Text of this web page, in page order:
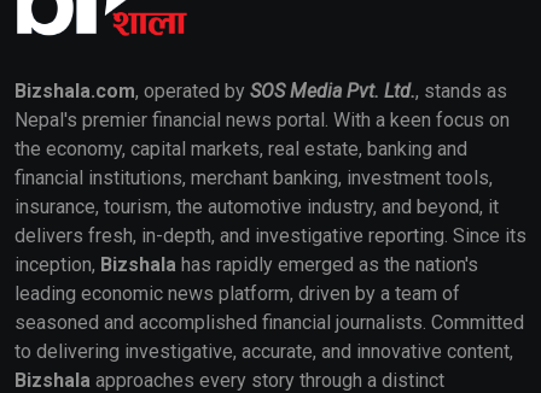
Bizshala.com, operated by SOS Media Pvt. Ltd., stands as
Nepal's premier financial news portal. With a keen focus on
the economy, capital markets, real estate, banking and
financial institutions, merchant banking, investment tools,
insurance, tourism, the automotive industry, and beyond, it
delivers fresh, in-depth, and investigative reporting. Since its
inception, Bizshala has rapidly emerged as the nation's
leading economic news platform, driven by a team of
seasoned and accomplished financial journalists. Committed
to delivering investigative, accurate, and innovative content,
Bizshala approaches every story through a distinct